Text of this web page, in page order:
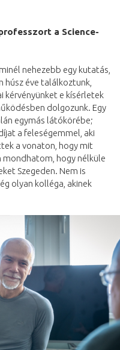
a Science-
nehezebb egy kutatás,
húsz éve találkoztunk,
kérvényünket e kísérletek
dolgozunk. Egy
egymás látókörébe;
a feleségemmel, aki
a vonaton, hogy mit
mondhatom, hogy nélküle
Szegeden. Nem is
olyan kolléga, akinek